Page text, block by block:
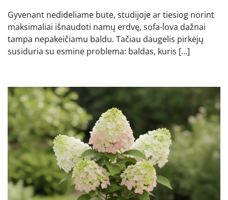
Gyvenant nedideliame bute, studijoje ar tiesiog norint
maksimaliai išnaudoti namų erdvę, sofa-lova dažnai
tampa nepakeičiamu baldu. Tačiau daugelis pirkėjų
susiduria su esmine problema: baldas, kuris […]